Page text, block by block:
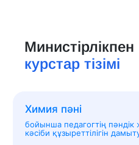
Министірлікпен
курстар тізімі
Химия пәні
бойынша педагогтің пәндік
кәсіби құзыреттілігін